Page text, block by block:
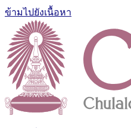
ข้ามไปยังเนื้อหา